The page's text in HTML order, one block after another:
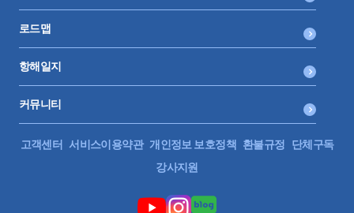
로드맵
항해일지
커뮤니티
고객센터 서비스이용약관 개인정보 보호정책 환불규정
단체구독
강사지원